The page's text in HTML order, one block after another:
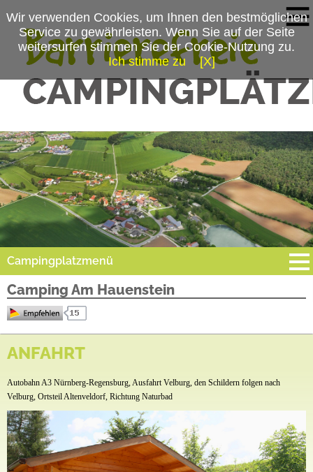
Campingplatzmenü
Platzdaten
Anfahrt
Camping Am Hauenstein
Camping Am Hauenstein
Seestrasse 9-11
92355 Velburg
Tel.:09182 454
Fax.: 09182 902251
Ansprechpartner: Monika Schmidt
ANFAHRT
Autobahn A3 Nürnberg-Regensburg, Ausfahrt Velburg, den Schildern folgen nach
Velburg, Ortsteil Altenveldorf, Richtung Naturbad
Wir verwenden Cookies, um Ihnen den bestmöglichen
Service zu gewährleisten. Wenn Sie auf der Seite
weitersurfen stimmen Sie der Cookie-Nutzung zu.
Ich stimme zu
[X]